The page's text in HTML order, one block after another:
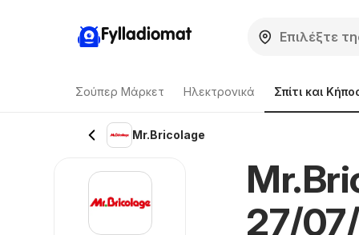
Fylladiomat
Σούπερ Μάρκετ Hλεκτρονικά Σπίτι και
Mr.Bricolage
27/